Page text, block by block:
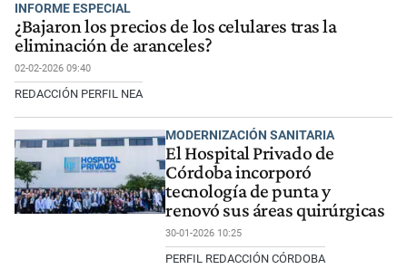
INFORME ESPECIAL
¿Bajaron los precios de los celulares tras la
eliminación de aranceles?
02-02-2026 09:40
REDACCIÓN PERFIL NEA
MODERNIZACIÓN SANITARIA
El Hospital Privado de
Córdoba incorporó
tecnología de punta y
renovó sus áreas quirúrgicas
30-01-2026 10:25
PERFIL REDACCIÓN CÓRDOBA